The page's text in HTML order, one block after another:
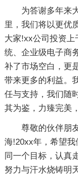
为答谢多年来
里，我们将以更优
大家!xx公司投资
统、企业级电子商
补了市场空白，更
带来更多的利益。
任与支持，我们随
其为鉴，力臻完美
尊敬的伙伴朋
海!20xx年，希望
同一个目标，认真
努力与汗水烧铸明